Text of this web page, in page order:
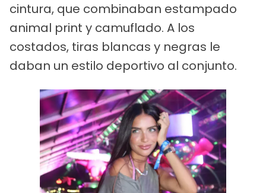
cintura, que combinaban estampado
animal print y camuflado. A los
costados, tiras blancas y negras le
daban un estilo deportivo al conjunto.